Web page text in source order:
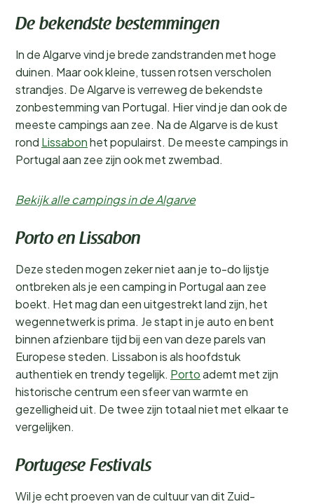
De bekendste bestemmingen
In de Algarve vind je brede zandstranden met hoge
duinen. Maar ook kleine, tussen rotsen verscholen
strandjes. De Algarve is verreweg de bekendste
zonbestemming van Portugal. Hier vind je dan ook de
meeste campings aan zee. Na de Algarve is de kust
rond Lissabonhet populairst. De meeste campings in
Portugal aan zee zijn ook met zwembad.
Bekijk alle campings in de Algarve
Porto en Lissabon
Deze steden mogen zeker niet aan je to-do lijstje
ontbreken als je een camping in Portugal aan zee
boekt. Het mag dan een uitgestrekt land zijn, het
wegennetwerk is prima. Je stapt in je auto en bent
binnen afzienbare tijd bij een van deze parels van
Europese steden. Lissabon is als hoofdstuk
authentiek en trendy tegelijk. Portoademt met zijn
historische centrum een sfeer van warmte en
gezelligheid uit. De twee zijn totaal niet met elkaar te
vergelijken.
Portugese Festivals
Wil je echt proeven van de cultuur van dit Zuid-